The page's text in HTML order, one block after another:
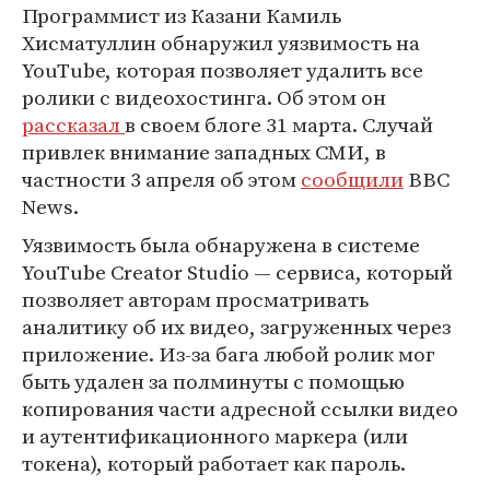
Программист из Казани Камиль
Хисматуллин обнаружил уязвимость на
YouTube, которая позволяет удалить все
ролики с видеохостинга. Об этом он
рассказалв своем блоге 31 марта. Случай
привлек внимание западных СМИ, в
частности 3 апреля об этомсообщилиBBC
News.
Уязвимость была обнаружена в системе
YouTube Creator Studio — сервиса, который
позволяет авторам просматривать
аналитику об их видео, загруженных через
приложение. Из-за бага любой ролик мог
быть удален за полминуты с помощью
копирования части адресной ссылки видео
и аутентификационного маркера (или
токена), который работает как пароль.